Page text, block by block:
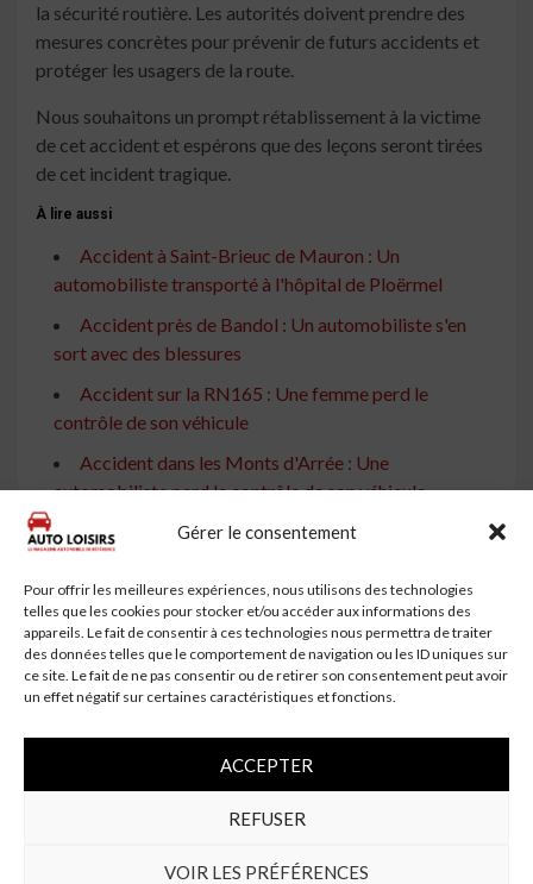
Gérer le consentement
Pour offrir les meilleures expériences, nous utilisons des technologies
telles que les cookies pour stocker et/ou accéder aux informations des
appareils. Le fait de consentir à ces technologies nous permettra de traiter
des données telles que le comportement de navigation ou les ID uniques sur
ce site. Le fait de ne pas consentir ou de retirer son consentement peut avoir
un effet négatif sur certaines caractéristiques et fonctions.
ACCEPTER
REFUSER
VOIR LES PRÉFÉRENCES
la sécurité routière. Les autorités doivent prendre des
mesures concrètes pour prévenir de futurs accidents et
protéger les usagers de la route.
Nous souhaitons un prompt rétablissement à la victime
de cet accident et espérons que des leçons seront tirées
de cet incident tragique.
À lire aussi
Accident à Saint-Brieuc de Mauron : Un
automobiliste transporté à l'hôpital de Ploërmel
Accident près de Bandol : Un automobiliste s'en
sort avec des blessures
Accident sur la RN165 : Une femme perd le
contrôle de son véhicule
Accident dans les Monts d'Arrée : Une
automobiliste perd le contrôle de son véhicule
Une automobiliste perd le contrôle de sa voiture
contre une maison de santé
Groslee Saint Benoit : Un homme désincarcéré
après un accident de voiture
Un automobiliste de 32 ans décède dans un
accident près de Libourne
Thionville : Un accident de voiture fait deux
blessés, dont un héliporté
Accident de voiture : un véhicule termine sur le toit,
Accident près de Rouen : Une voiture termine sur le